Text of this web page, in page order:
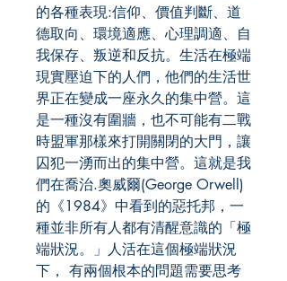
的各種表現:信仰、價值判斷、道
德取向、環境適應、心理調適、自
我保存、叛逆和反抗。生活在極端
現實壓迫下的人們，他們的生活世
界正在變成一座永久的集中營。這
是一種沒有圍牆，也不可能有二戰
時盟軍那樣來打開關閉的大門，讓
囚犯一湧而出的集中營。這就是我
們在喬治.奧威爾(George Orwell)
的《1984》中看到的惡托邦，一
種並非所有人都有清醒意識的「極
端狀況。」人活在這個極端狀況
下， 有兩個根本的問題需要思考